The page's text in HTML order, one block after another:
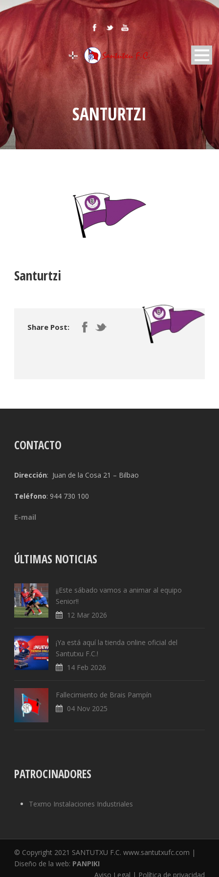
SANTURTZI
Santurtzi
Share Post:
CONTACTO
Dirección: Juan de la Cosa 21 – Bilbao
Teléfono: 944 730 100
E-mail
ÚLTIMAS NOTICIAS
¡¡Este sábado vamos a animar al equipo
Senior!!
12 Mar 2026
¡Ya está aquí la tienda online oficial del
Santutxu F.C.!
14 Feb 2026
Fallecimiento de Brais Pampín
04 Nov 2025
PATROCINADORES
Texmo Instalaciones Industriales
© Copyright 2021 SANTUTXU F.C. www.santutxufc.com |
Diseño de la web: PANPIKI
Aviso Legal | Política de privacidad